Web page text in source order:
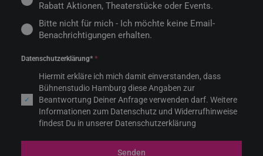
Rabatt Aktionen, Theaterstücke oder Events.
Bitte nicht für mich - Ich möchte keine Email-
Benachrichtigungen erhalten.
Datenschutzerklärung* *
Hiermit erkläre ich mich damit einverstanden, dass
Bühnenstudio Hamburg diese Angaben zur
Beantwortung Deiner Anfrage verwenden darf. Weitere
Informationen zum Datenschutz und Widerrufhinweise
findest Du in unserer Datenschutzerklärung
Senden